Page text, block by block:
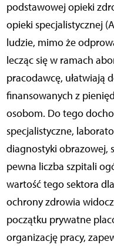
podstawowej opieki
opieki specjalistycznej
ludzie, mimo że
lecząc się w ramach
pracodawcę, ułatwiają
finansowanych z
osobom. Do tego
specjalistyczne,
diagnostyki obrazowej,
pewna liczba szpitali
wartość tego sektora
ochrony zdrowia
początku prywatne
organizację pracy,